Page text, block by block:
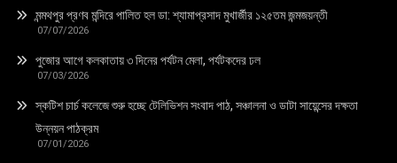
মন্মথপুর প্রণব মন্দিরে পালিত হল ডা: শ্যামাপ্রসাদ মুখার্জীর ১২৫তম জন্মজয়ন্তী
07/07/2026
পুজোর আগে কলকাতায় ৩ দিনের পর্যটন মেলা, পর্যটকদের ঢল
07/03/2026
স্কটিশ চার্চ কলেজে শুরু হচ্ছে টেলিভিশন সংবাদ পাঠ, সঞ্চালনা ও ডাটা সায়েন্সের দক্ষতা
উন্নয়ন পাঠক্রম
07/01/2026